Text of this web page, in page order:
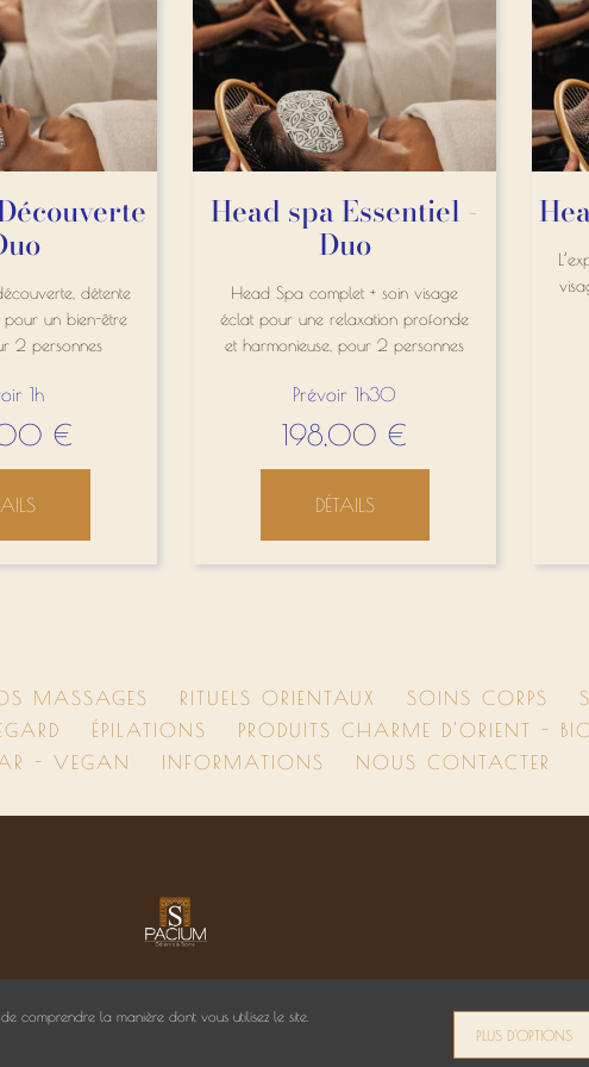
comprendre la manière dont vous utilisez le site.
PLUS D'OPTIONS
détente
un bien-être
2 personnes
1h
€
Head spa Essentiel -
Duo
Head Spa complet + soin visage
éclat pour une relaxation profonde
et harmonieuse, pour 2 personnes
Prévoir 1h30
198,00 €
DÉTAILS
MASSAGES RITUELS ORIENTAUX SOINS CORPS
ÉPILATIONS
PRODUITS CHARME D'ORIENT -
- VEGAN
INFORMATIONS NOUS CONTACTER
Logiciel spa et institut de beauté, agenda, caisse, rendez-